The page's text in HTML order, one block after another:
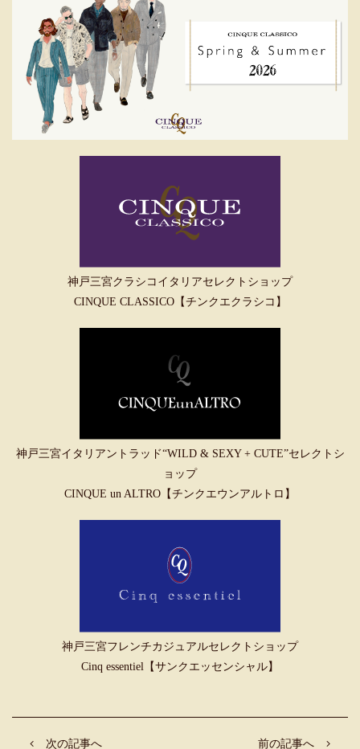
神戸三宮クラシコイタリアセレクトショップ
CINQUE CLASSICO【チンクエクラシコ】
神戸三宮イタリアントラッド“WILD & SEXY + CUTE”セレクトシ
ョップ
CINQUE un ALTRO【チンクエウンアルトロ】
神戸三宮フレンチカジュアルセレクトショップ
Cinq essentiel【サンクエッセンシャル】
前の記事へ
次の記事へ